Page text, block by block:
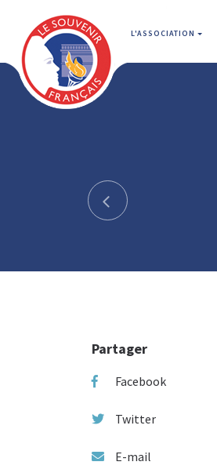
L'ASSOCIATION
Partager
Facebook
Twitter
E-mail